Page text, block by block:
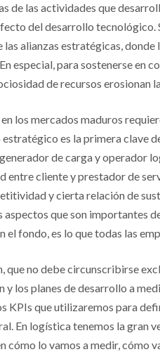
de las actividades que
del desarrollo tecnológico.
alianzas estratégicas,
especial, para sostenerse en
de recursos erosionan
los mercados maduros
es la primera clave
de carga y operador
entre cliente y prestador de
y cierta relación de
que son importantes
fondo, es lo que todas las
no debe circunscribirse
y los planes de desarrollo a
KPIs que utilizaremos para
En logística tenemos la gran
cómo lo vamos a medir, cómo